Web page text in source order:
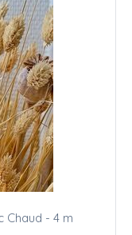
Chaud - 4 m